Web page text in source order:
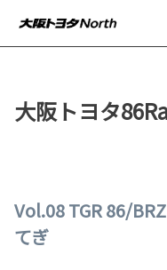
大阪トヨタ
Vol.08 TGR 86/
てぎ